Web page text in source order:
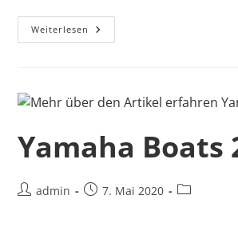
Weiterlesen
Yamaha Boats
admin 7. Mai 2020